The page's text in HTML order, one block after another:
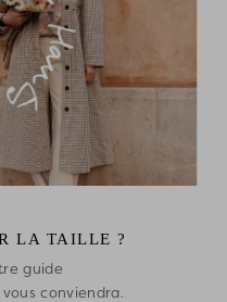
LA TAILLE ?
guide
conviendra.